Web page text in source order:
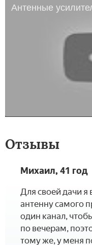
Антенные
Отзывы
Михаил, 41 год
­Для своей дачи
антенну самого
один канал,
по вечерам,
тому же, у меня